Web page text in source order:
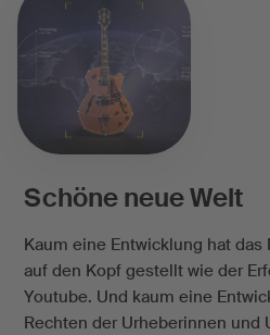
Schöne neue Welt
Kaum eine Entwicklung hat
auf den Kopf gestellt wie der
Youtube. Und kaum eine
Rechten der Urheberinnen und